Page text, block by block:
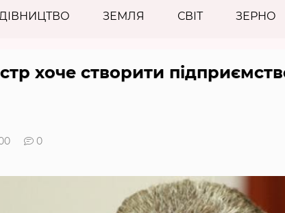
ЗЕМЛЯ СВІТ ЗЕРНО
хоче створити
0